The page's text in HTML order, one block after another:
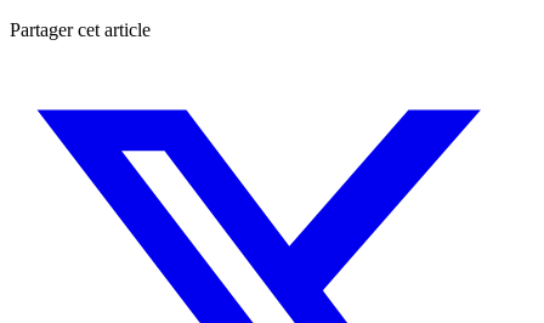
Partager cet article